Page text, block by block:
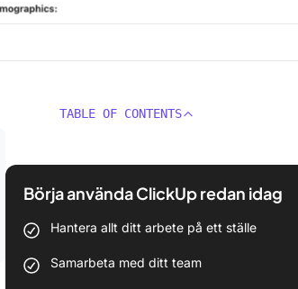
TABLE OF CONTENTS
Börja använda ClickUp redan idag
Hantera allt ditt arbete på ett ställe
Samarbeta med ditt team